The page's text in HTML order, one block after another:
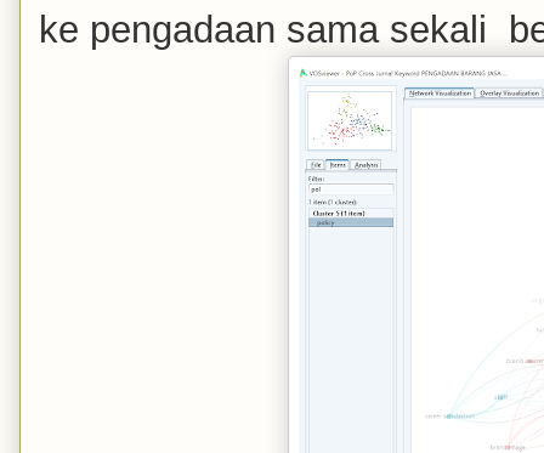
ke pengadaan sama sekali